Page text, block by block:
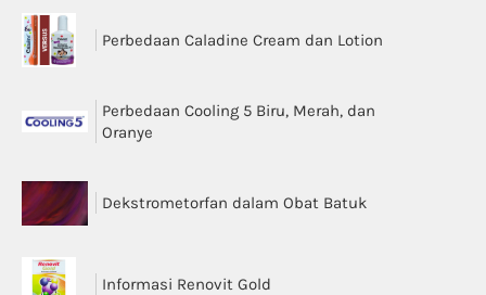
Perbedaan Caladine Cream dan Lotion
Perbedaan Cooling 5 Biru, Merah, dan
Oranye
Dekstrometorfan dalam Obat Batuk
Informasi Renovit Gold